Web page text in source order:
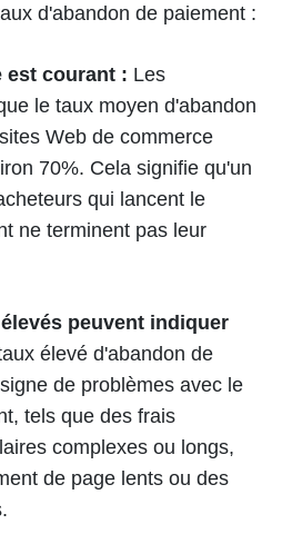
d'abandon de paiement :
est courant : Les
le taux moyen d'abandon
Web de commerce
70%. Cela signifie qu'un
qui lancent le
ne terminent pas leur
peuvent indiquer
élevé d'abandon de
de problèmes avec le
tels que des frais
complexes ou longs,
de page lents ou des